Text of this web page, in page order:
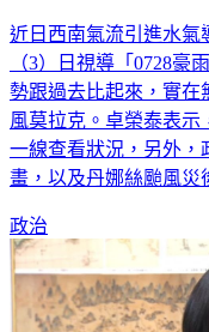
近日西南氣流引進水氣
（3）日視導「0728豪
勢跟過去比起來，實在
風莫拉克。卓榮泰表示
一線查看狀況，另外，
畫，以及丹娜絲颱風災
政治